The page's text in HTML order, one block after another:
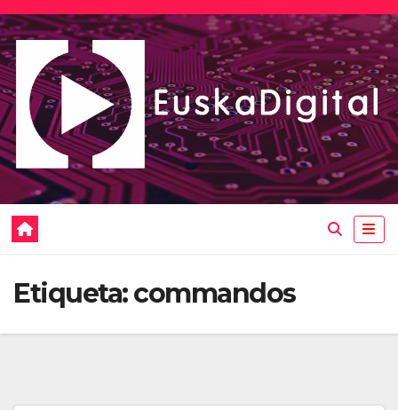
Saltar
al
contenido
Etiqueta:commandos